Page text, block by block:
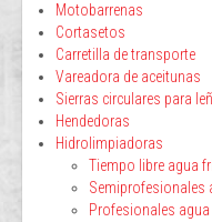
Motobarrenas
Cortasetos
Carretilla de transporte
Vareadora de aceitunas
Sierras circulares para
Hendedoras
Hidrolimpiadoras
Tiempo libre agua
Semiprofesionales
Profesionales agua